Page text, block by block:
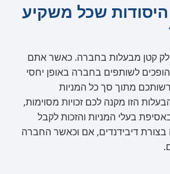
שכל משקיע
קטן מבעלות בחברה. כאשר אתם
לשותפים בחברה באופן יחסי
מתוך סך כל המניות
הזו מקנה לכם זכויות מסוימות,
בעלי המניות והזכות לקבל
דיבידנדים, אם וכאשר החברה